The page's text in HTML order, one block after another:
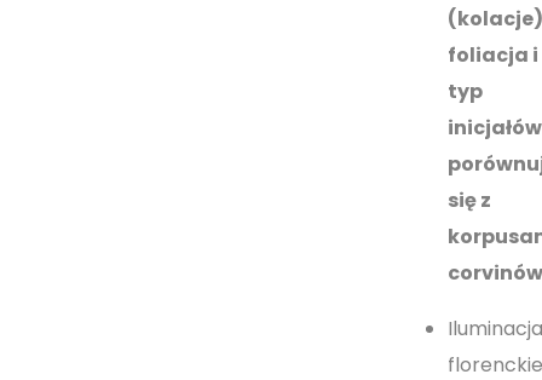
foliacja i
typ
inicjałów
się z